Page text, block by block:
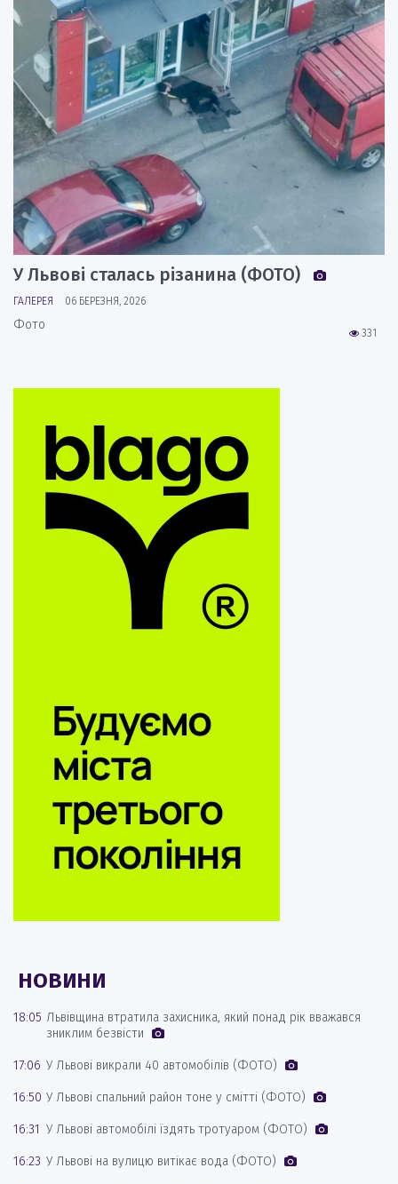
У Львові сталась різанина (ФОТО)
ГАЛЕРЕЯ 06 БЕРЕЗНЯ, 2026
331
Фото
НОВИНИ
18:05 Львівщина втратила захисника, який понад рік вважався
зниклим безвісти
17:06 У Львові викрали 40 автомобілів (ФОТО)
16:50 У Львові спальний район тоне у смітті (ФОТО)
16:31 У Львові автомобілі їздять тротуаром (ФОТО)
16:23 У Львові на вулицю витікає вода (ФОТО)